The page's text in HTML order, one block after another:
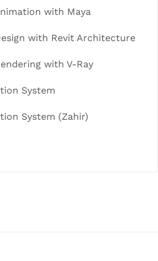
with Maya
with Revit Architecture
with V-Ray
System
System (Zahir)